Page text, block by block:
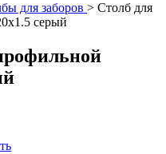
для заборов > Столб для
серый